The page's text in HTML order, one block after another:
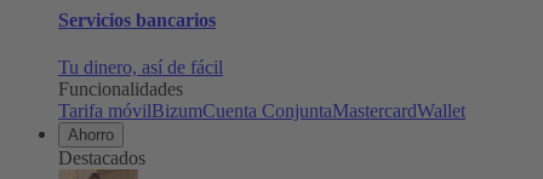
Servicios bancarios
Tu dinero, así de fácil
Funcionalidades
Tarifa móvilBizumCuenta ConjuntaMastercardWallet
Ahorro
Destacados